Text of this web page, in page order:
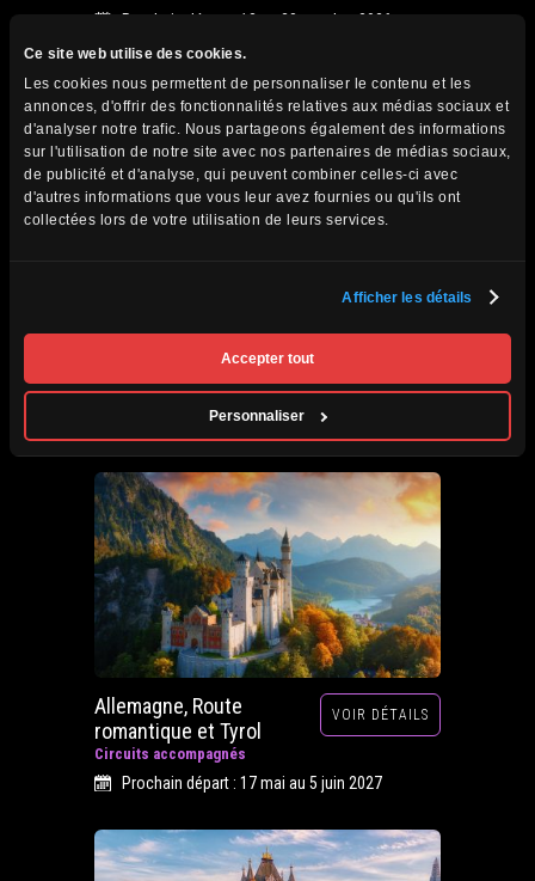
Ce site web utilise des cookies.
Les cookies nous permettent de personnaliser le contenu et les
annonces, d'offrir des fonctionnalités relatives aux médias sociaux et
d'analyser notre trafic. Nous partageons également des informations
sur l'utilisation de notre site avec nos partenaires de médias sociaux,
de publicité et d'analyse, qui peuvent combiner celles-ci avec
d'autres informations que vous leur avez fournies ou qu'ils ont
collectées lors de votre utilisation de leurs services.
Afficher les détails
Accepter tout
Personnaliser
Prochain départ : 12 au 28 octobre 2026
Allemagne, Route
romantique et Tyrol
Circuits accompagnés
VOIR DÉTAILS
Prochain départ : 17 mai au 5 juin 2027